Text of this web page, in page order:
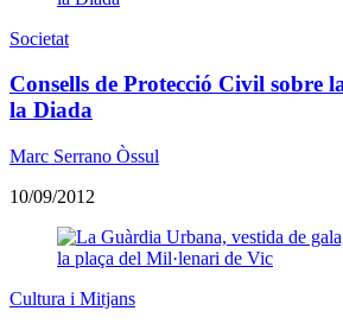
Societat
Consells de Protecció Civil sobre
la Diada
Marc Serrano Òssul
10/09/2012
Cultura i Mitjans